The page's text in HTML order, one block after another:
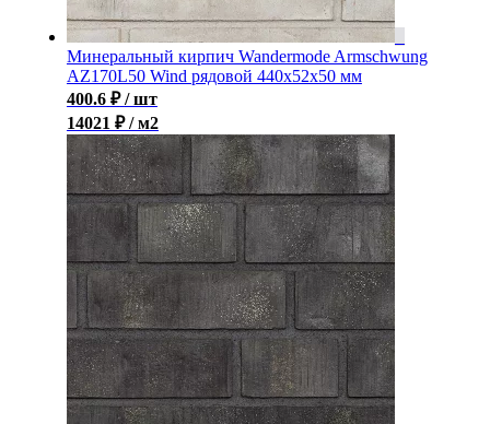
Минеральный кирпич Wandermode Armschwung
AZ170L50 Wind рядовой 440x52x50 мм
400.6 ₽ / шт
14021 ₽ / м2